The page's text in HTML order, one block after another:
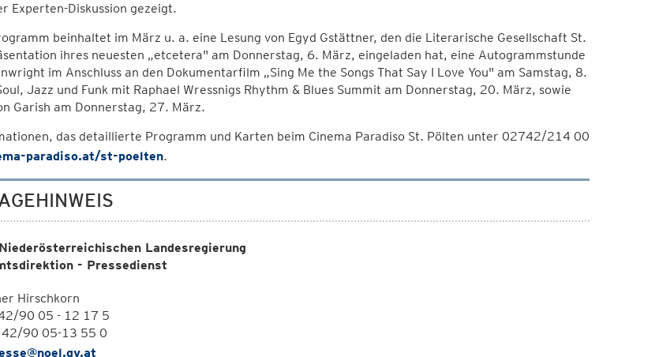
Experten-Diskussion gezeigt.
beinhaltet im März u. a. eine Lesung von Egyd Gstättner, den die Literarische Gesellschaft St.
ihres neuesten „etcetera" am Donnerstag, 6. März, eingeladen hat, eine Autogrammstunde
im Anschluss an den Dokumentarfilm „Sing Me the Songs That Say I Love You" am Samstag, 8.
Jazz und Funk mit Raphael Wressnigs Rhythm & Blues Summit am Donnerstag, 20. März, sowie
Garish am Donnerstag, 27. März.
das detaillierte Programm und Karten beim Cinema Paradiso St. Pölten unter 02742/214 00
paradiso.at/st-poelten.
Landesregierung
- Pressedienst
Hirschkorn
90 05 - 12 17 5
42/90 05-13 55 0